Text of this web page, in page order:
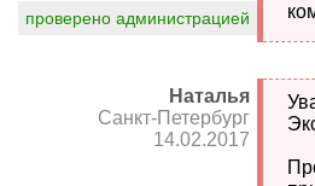
проверено администрацией
Наталья
Санкт-Петербург
14.02.2017